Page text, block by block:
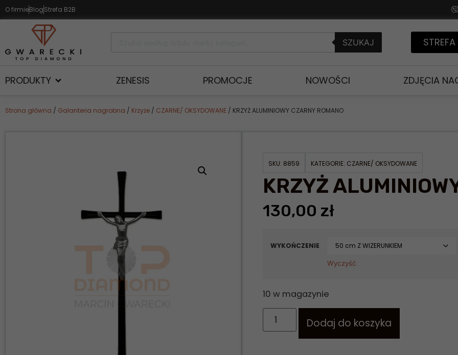
O firmieBlogStrefa B2B
SZUKAJ
PRODUKTY ZENESIS PROMOCJE NOWOŚCI ZDJĘCIA
Strona główna / Galanteria nagrobna / Krzyże / CZARNE/ OKSYDOWANE / KRZYŻ ALUMINIOWY CZARNY ROMANO
SKU: 8859 KATEGORIE: CZARNE/ OKSYDOWANE
KRZYŻ
130,00 zł
WYKOŃCZENIE
Wyczyść
10 w magazynie
Dodaj do koszyka